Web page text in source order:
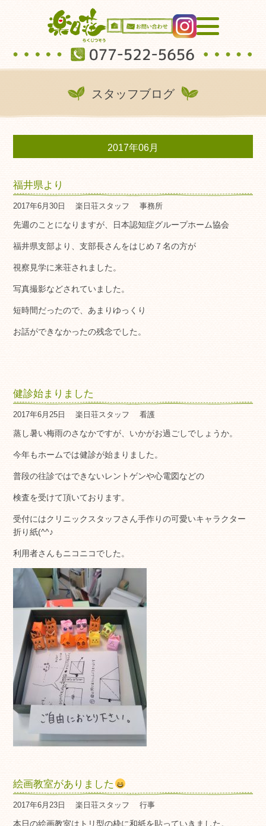
スタッフブログ
2017年06月
福井県より
2017年6月30日 楽日荘スタッフ 事務所
先週のことになりますが、日本認知症グループホーム協会
福井県支部より、支部長さんをはじめ７名の方が
視察見学に来荘されました。
写真撮影などされていました。
短時間だったので、あまりゆっくり
お話ができなかったの残念でした。
健診始まりました
2017年6月25日 楽日荘スタッフ 看護
蒸し暑い梅雨のさなかですが、いかがお過ごしでしょうか。
今年もホームでは健診が始まりました。
普段の往診ではできないレントゲンや心電図などの
検査を受けて頂いております。
受付にはクリニックスタッフさん手作りの可愛いキャラクター
折り紙(^^♪
利用者さんもニコニコでした。
絵画教室がありました
2017年6月23日 楽日荘スタッフ 行事
本日の絵画教室はトリ型の枠に和紙を貼っていきました。